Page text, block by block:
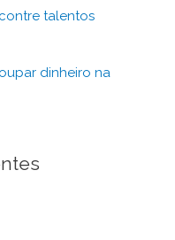
talentos
dinheiro na